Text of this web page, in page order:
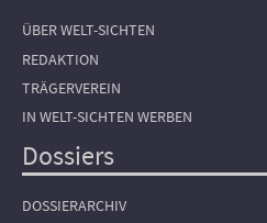
ÜBER WELT-SICHTEN
REDAKTION
TRÄGERVEREIN
IN WELT-SICHTEN WERBEN
Dossiers
DOSSIERARCHIV